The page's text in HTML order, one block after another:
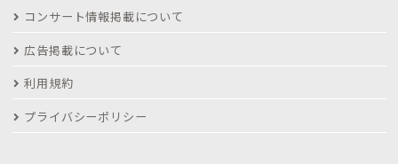
コンサート情報掲載について
広告掲載について
利用規約
プライバシーポリシー